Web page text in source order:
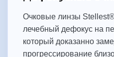
Очковые линзы
лечебный дефокус на
который доказанно
прогрессирование